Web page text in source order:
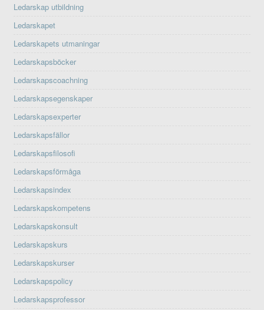
Ledarskap utbildning
Ledarskapet
Ledarskapets utmaningar
Ledarskapsböcker
Ledarskapscoachning
Ledarskapsegenskaper
Ledarskapsexperter
Ledarskapsfällor
Ledarskapsfilosofi
Ledarskapsförmåga
Ledarskapsindex
Ledarskapskompetens
Ledarskapskonsult
Ledarskapskurs
Ledarskapskurser
Ledarskapspolicy
Ledarskapsprofessor